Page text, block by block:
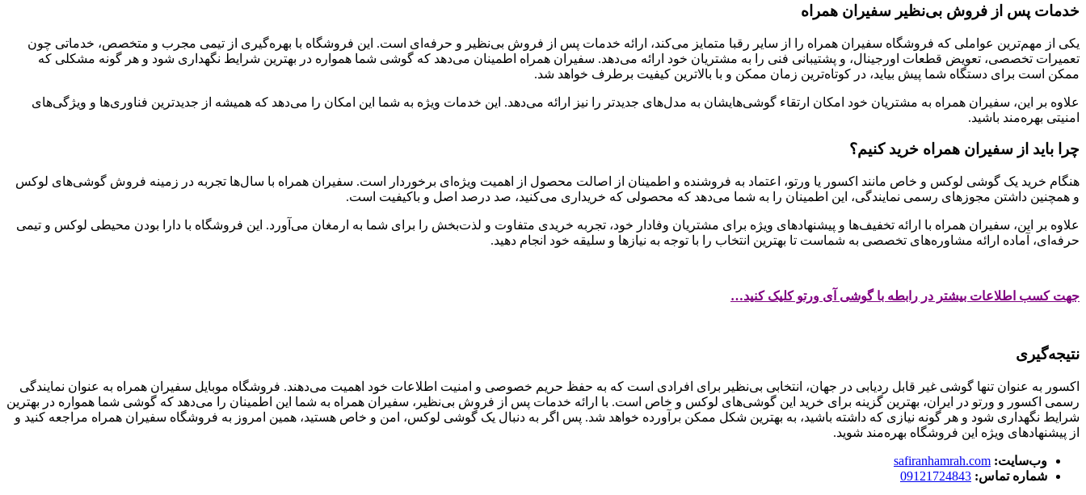
خدمات پس از فروش بی‌نظیر سفیران همراه
یکی از مهم‌ترین عواملی که فروشگاه سفیران همراه را از سایر رقبا متمایز می‌کند، ارائه خدمات پس از فروش بی‌نظیر و حرفه‌ای است. این فروشگاه با بهره‌گیری از تیمی مجرب و متخصص، خدماتی چون
تعمیرات تخصصی، تعویض قطعات اورجینال، و پشتیبانی فنی را به مشتریان خود ارائه می‌دهد. سفیران همراه اطمینان می‌دهد که گوشی شما همواره در بهترین شرایط نگهداری شود و هر گونه مشکلی که
ممکن است برای دستگاه شما پیش بیاید، در کوتاه‌ترین زمان ممکن و با بالاترین کیفیت برطرف خواهد شد.
علاوه بر این، سفیران همراه به مشتریان خود امکان ارتقاء گوشی‌هایشان به مدل‌های جدیدتر را نیز ارائه می‌دهد. این خدمات ویژه به شما این امکان را می‌دهد که همیشه از جدیدترین فناوری‌ها و ویژگی‌های
امنیتی بهره‌مند باشید.
چرا باید از سفیران همراه خرید کنیم؟
هنگام خرید یک گوشی لوکس و خاص مانند اکسور یا ورتو، اعتماد به فروشنده و اطمینان از اصالت محصول از اهمیت ویژه‌ای برخوردار است. سفیران همراه با سال‌ها تجربه در زمینه فروش گوشی‌های لوکس
و همچنین داشتن مجوزهای رسمی نمایندگی، این اطمینان را به شما می‌دهد که محصولی که خریداری می‌کنید، صد درصد اصل و باکیفیت است.
علاوه بر این، سفیران همراه با ارائه تخفیف‌ها و پیشنهادهای ویژه برای مشتریان وفادار خود، تجربه خریدی متفاوت و لذت‌بخش را برای شما به ارمغان می‌آورد. این فروشگاه با دارا بودن محیطی لوکس و تیمی
حرفه‌ای، آماده ارائه مشاوره‌های تخصصی به شماست تا بهترین انتخاب را با توجه به نیازها و سلیقه خود انجام دهید.
جهت کسب اطلاعات بیشتر در رابطه با گوشی آی ورتو کلیک کنید…
نتیجه‌گیری
اکسور به عنوان تنها گوشی غیر قابل ردیابی در جهان، انتخابی بی‌نظیر برای افرادی است که به حفظ حریم خصوصی و امنیت اطلاعات خود اهمیت می‌دهند. فروشگاه موبایل سفیران همراه به عنوان نمایندگی
رسمی اکسور و ورتو در ایران، بهترین گزینه برای خرید این گوشی‌های لوکس و خاص است. با ارائه خدمات پس از فروش بی‌نظیر، سفیران همراه به شما این اطمینان را می‌دهد که گوشی شما همواره در بهترین
شرایط نگهداری شود و هر گونه نیازی که داشته باشید، به بهترین شکل ممکن برآورده خواهد شد. پس اگر به دنبال یک گوشی لوکس، امن و خاص هستید، همین امروز به فروشگاه سفیران همراه مراجعه کنید و
از پیشنهادهای ویژه این فروشگاه بهره‌مند شوید.
وب‌سایت: safiranhamrah.com
شماره تماس: 09121724843